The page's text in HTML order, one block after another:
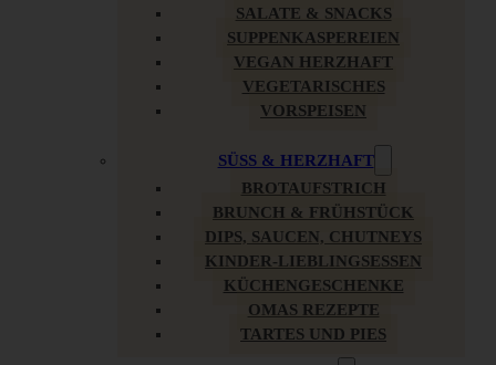
SALATE & SNACKS
SUPPENKASPEREIEN
VEGAN HERZHAFT
VEGETARISCHES
VORSPEISEN
SÜSS & HERZHAFT
BROTAUFSTRICH
BRUNCH & FRÜHSTÜCK
DIPS, SAUCEN, CHUTNEYS
KINDER-LIEBLINGSESSEN
KÜCHENGESCHENKE
OMAS REZEPTE
TARTES UND PIES